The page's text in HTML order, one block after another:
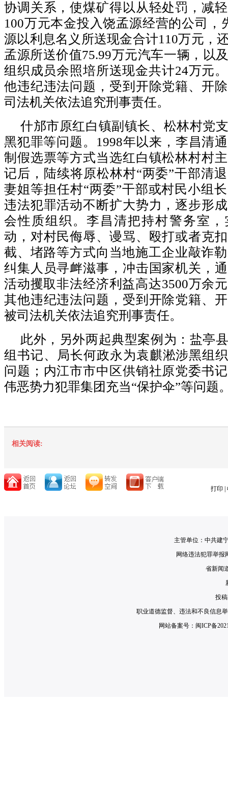
协调关系，使煤矿得以从轻处罚，减
100万元本金投入饶孟源经营的公司，
源以利息名义所送现金合计110万元，
孟源所送价值75.99万元汽车一辆，以
组织成员余照培所送现金共计24万元
他违纪违法问题，受到开除党籍、开
司法机关依法追究刑事责任。
什邡市原红白镇副镇长、松林村党
黑犯罪等问题。1998年以来，李昌清
制假选票等方式当选红白镇松林村村
记后，陆续将原松林村“两委”干部清
妻姐等担任村“两委”干部或村民小组
违法犯罪活动不断扩大势力，逐步形
会性质组织。李昌清把持村警务室
动，对村民侮辱、谩骂、殴打或者克
截、堵路等方式向当地施工企业敲诈
纠集人员寻衅滋事，冲击国家机关，
活动攫取非法经济利益高达3500万余
其他违纪违法问题，受到开除党籍、
被司法机关依法追究刑事责任。
此外，另外两起典型案例为：盐亭
组书记、局长何政永为袁麒淞涉黑组
问题；内江市市中区供销社原党委书
伟恶势力犯罪集团充当“保护伞”等问题
相关阅读:
打印
主管单位：中共建
网络违法犯罪举报
省新闻
投稿
职业道德监督、违法和不良信息举
网站备案号： 闽ICP备